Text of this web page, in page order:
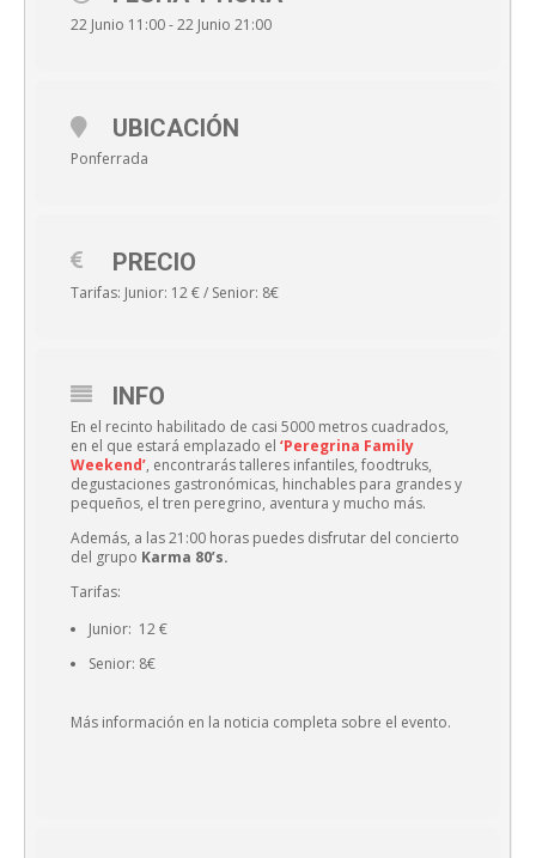
22 Junio 11:00 - 22 Junio 21:00
UBICACIÓN
Ponferrada
PRECIO
Tarifas: Junior: 12 € / Senior: 8€
INFO
En el recinto habilitado de casi 5000 metros cuadrados,
en el que estará emplazado el ‘Peregrina Family
Weekend’, encontrarás talleres infantiles, foodtruks,
degustaciones gastronómicas, hinchables para grandes y
pequeños, el tren peregrino, aventura y mucho más.
Además, a las 21:00 horas puedes disfrutar del concierto
del grupo Karma 80’s.
Tarifas:
Junior: 12 €
Senior: 8€
Más información en la noticia completa sobre el evento.